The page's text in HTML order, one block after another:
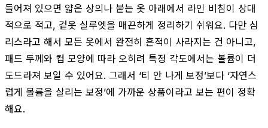
들어져 있으면 얇은 상의나 붙는 옷 아래에서 라인 비침이 상대
적으로 적고, 겉옷 실루엣을 매끈하게 정리하기 쉬워요. 다만 심
리스라고 해서 모든 옷에서 완전히 흔적이 사라지는 건 아니고,
패드 두께와 컵 모양에 따라 오히려 특정 각도에서는 볼륨이 더
도드라져 보일 수 있어요. 그래서 ‘티 안 나게 보정’보다 ‘자연스
럽게 볼륨을 살리는 보정’에 가까운 상품이라고 보는 편이 정확
해요.